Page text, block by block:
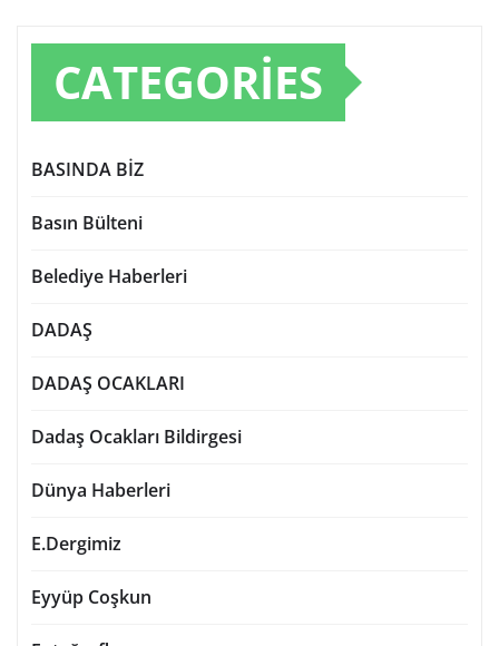
CATEGORIES
BASINDA BİZ
Basın Bülteni
Belediye Haberleri
DADAŞ
DADAŞ OCAKLARI
Dadaş Ocakları Bildirgesi
Dünya Haberleri
E.Dergimiz
Eyyüp Coşkun